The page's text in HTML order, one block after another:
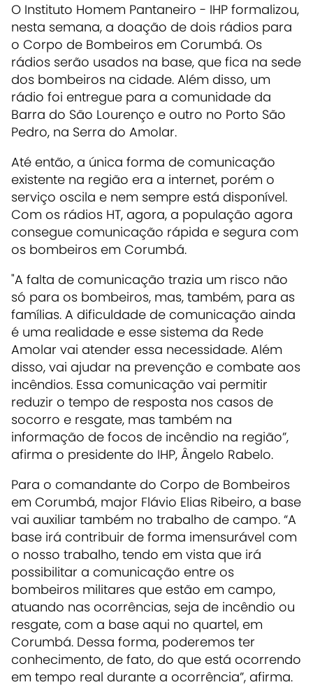
O Instituto Homem Pantaneiro - IHP formalizou,
nesta semana, a doação de dois rádios para
o Corpo de Bombeiros em Corumbá. Os
rádios serão usados na base, que fica na sede
dos bombeiros na cidade. Além disso, um
rádio foi entregue para a comunidade da
Barra do São Lourenço e outro no Porto São
Pedro, na Serra do Amolar.
Até então, a única forma de comunicação
existente na região era a internet, porém o
serviço oscila e nem sempre está disponível.
Com os rádios HT, agora, a população agora
consegue comunicação rápida e segura com
os bombeiros em Corumbá.
"A falta de comunicação trazia um risco não
só para os bombeiros, mas, também, para as
famílias. A dificuldade de comunicação ainda
é uma realidade e esse sistema da Rede
Amolar vai atender essa necessidade. Além
disso, vai ajudar na prevenção e combate aos
incêndios. Essa comunicação vai permitir
reduzir o tempo de resposta nos casos de
socorro e resgate, mas também na
informação de focos de incêndio na região”,
afirma o presidente do IHP, Ângelo Rabelo.
Para o comandante do Corpo de Bombeiros
em Corumbá, major Flávio Elias Ribeiro, a base
vai auxiliar também no trabalho de campo. “A
base irá contribuir de forma imensurável com
o nosso trabalho, tendo em vista que irá
possibilitar a comunicação entre os
bombeiros militares que estão em campo,
atuando nas ocorrências, seja de incêndio ou
resgate, com a base aqui no quartel, em
Corumbá. Dessa forma, poderemos ter
conhecimento, de fato, do que está ocorrendo
em tempo real durante a ocorrência”, afirma.